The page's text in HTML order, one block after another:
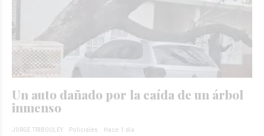
Un auto dañado por la caída de un árbol
inmenso
JORGE TRIBOULEY Policiales Hace 1 día